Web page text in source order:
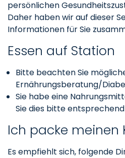
persönlichen
Daher haben wir auf dieser
Informationen für Sie
Essen auf Station
Bitte beachten Sie
Ernährungsberatung/
Sie habe eine
Sie dies bitte entsprechend
Ich packe meinen
Es empfiehlt sich, folgende